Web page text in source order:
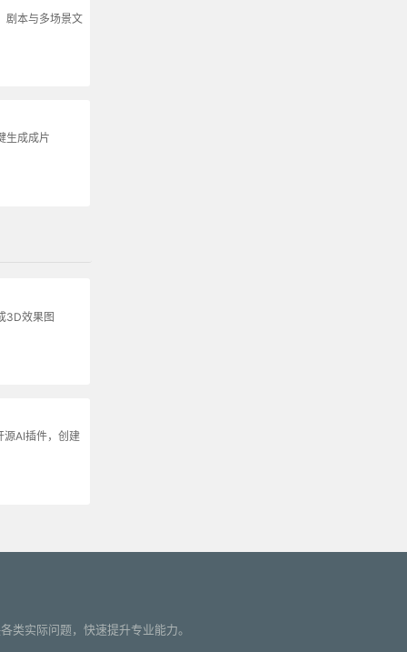
剧本与多场景文
生成成片
3D效果图
AI插件，创建
实际问题，快速提升专业能力。